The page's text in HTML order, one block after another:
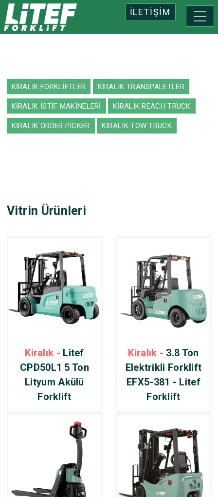
İLETİŞİM
KİRALIK FORKLİFTLER KİRALIK TRANSPALETLER
KİRALIK İSTİF MAKİNELERİ KİRALIK REACH TRUCK
KİRALIK ORDER PICKER KİRALIK TOW TRUCK
Vitrin Ürünleri
Kiralık - Litef
CPD50L1 5 Ton
Lityum Akülü
Forklift
Kiralık - 3.8 Ton
Elektrikli Forklift
EFX5-381 - Litef
Forklift
İLETİŞİM